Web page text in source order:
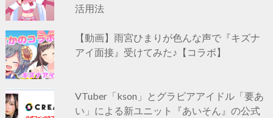
活用法
【動画】雨宮ひまりが色んな声で『キズナ
アイ面接』受けてみた♪【コラボ】
VTuber「kson」とグラビアアイドル「要あ
い」による新ユニット『あいそん』の公式